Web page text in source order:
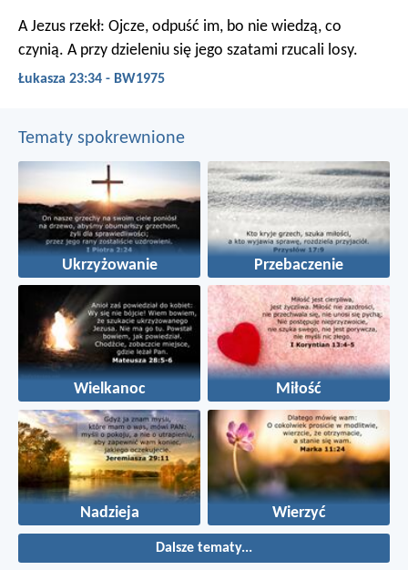
A Jezus rzekł: Ojcze, odpuść im, bo nie wiedzą, co
czynią. A przy dzieleniu się jego szatami rzucali losy.
Łukasza 23:34 - BW1975
Tematy spokrewnione
Ukrzyżowanie Przebaczenie
Wielkanoc Miłość
Nadzieja Wierzyć
Dalsze tematy...